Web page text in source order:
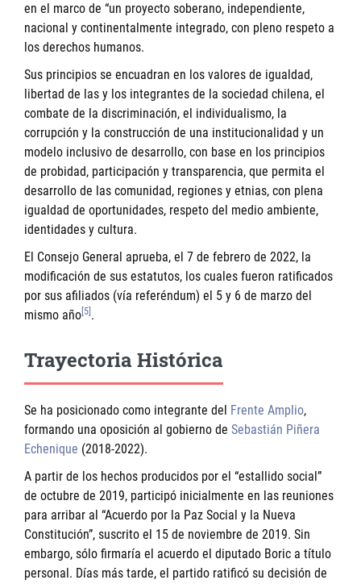
en el marco de “un proyecto soberano, independiente,
nacional y continentalmente integrado, con pleno respeto a
los derechos humanos.
Sus principios se encuadran en los valores de igualdad,
libertad de las y los integrantes de la sociedad chilena, el
combate de la discriminación, el individualismo, la
corrupción y la construcción de una institucionalidad y un
modelo inclusivo de desarrollo, con base en los principios
de probidad, participación y transparencia, que permita el
desarrollo de las comunidad, regiones y etnias, con plena
igualdad de oportunidades, respeto del medio ambiente,
identidades y cultura.
El Consejo General aprueba, el 7 de febrero de 2022, la
modificación de sus estatutos, los cuales fueron ratificados
por sus afiliados (vía referéndum) el 5 y 6 de marzo del
mismo año [5] .
Trayectoria Histórica
Se ha posicionado como integrante del Frente Amplio,
formando una oposición al gobierno de Sebastián Piñera
Echenique (2018-2022).
A partir de los hechos producidos por el “estallido social”
de octubre de 2019, participó inicialmente en las reuniones
para arribar al “Acuerdo por la Paz Social y la Nueva
Constitución”, suscrito el 15 de noviembre de 2019. Sin
embargo, sólo firmaría el acuerdo el diputado Boric a título
personal. Días más tarde, el partido ratificó su decisión de